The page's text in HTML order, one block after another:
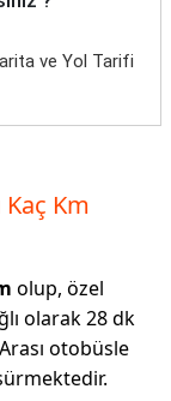
ve Yol Tarifi
Km
olup, özel
olarak 28 dk
otobüsle